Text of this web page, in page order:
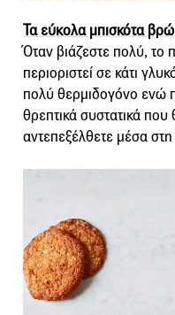
Τα εύκολα μπισκότα
Όταν βιάζεστε πολύ, το
περιοριστεί σε κάτι
πολύ θερμιδογόνο ενώ
θρεπτικά συστατικά
αντεπεξέλθετε μέσα